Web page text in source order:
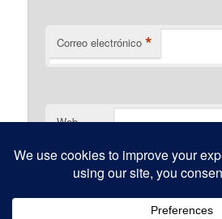
Correo electrónico *
Web